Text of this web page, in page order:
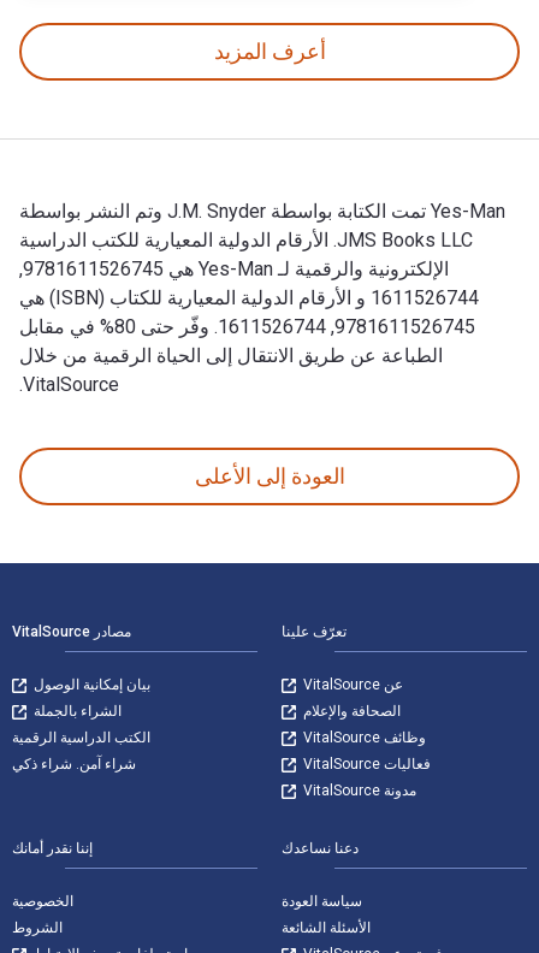
أعرف المزيد
Yes-Man تمت الكتابة بواسطة J.M. Snyder وتم النشر بواسطة
JMS Books LLC. الأرقام الدولية المعيارية للكتب الدراسية
الإلكترونية والرقمية لـ Yes-Man هي 9781611526745,
1611526744 و الأرقام الدولية المعيارية للكتاب (ISBN) هي
9781611526745, 1611526744. وفّر حتى 80% في مقابل
الطباعة عن طريق الانتقال إلى الحياة الرقمية من خلال
VitalSource.
العودة إلى الأعلى
تعرّف علينا
عن VitalSource
الصحافة والإعلام
وظائف VitalSource
فعاليات VitalSource
مدونة VitalSource
مصادر VitalSource
بيان إمكانية الوصول
الشراء بالجملة
الكتب الدراسية الرقمية
شراء آمن. شراء ذكي
دعنا نساعدك
سياسة العودة
الأسئلة الشائعة
إننا نقدر أمانك
الخصوصية
الشروط